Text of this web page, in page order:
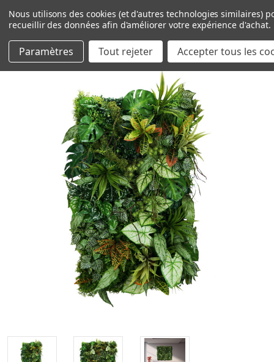
Passer au contenu principal
Nous utilisons des cookies (et d'autres technologies similaires)
recueillir des données afin d'améliorer votre expérience d'achat.
Paramètres Tout rejeter Accepter tous les